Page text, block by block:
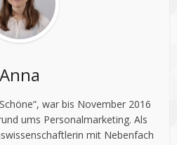
Anna
war bis November 2016
ums Personalmarketing. Als
mit Nebenfach